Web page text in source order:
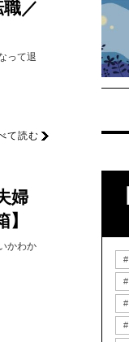
／
って退
て読む
婦
かわか